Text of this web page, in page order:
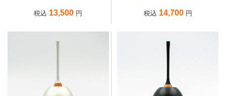
税込 13,500 円 税込 14,700円